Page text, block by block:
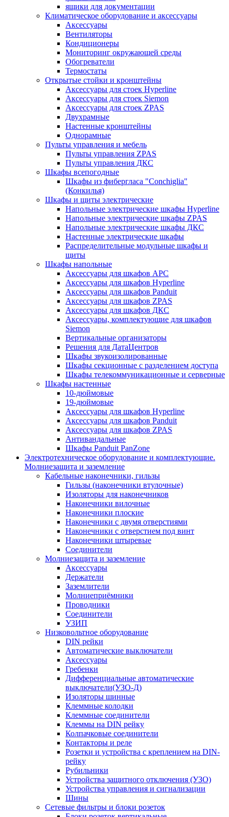
ящики для документации
Климатическое оборудование и аксессуары
Аксессуары
Вентиляторы
Кондиционеры
Мониторинг окружающей среды
Обогреватели
Термостаты
Открытые стойки и кронштейны
Аксессуары для стоек Hyperline
Аксессуары для стоек Siemon
Аксессуары для стоек ZPAS
Двухрамные
Настенные кронштейны
Однорамные
Пульты управления и мебель
Пульты управления ZPAS
Пульты управления ДКС
Шкафы всепогодные
Шкафы из фибергласа "Conchiglia"
(Конкилья)
Шкафы и щиты электрические
Напольные электрические шкафы Hyperline
Напольные электрические шкафы ZPAS
Напольные электрические шкафы ДКС
Настенные электрические шкафы
Распределительные модульные шкафы и
щиты
Шкафы напольные
Аксессуары для шкафов APC
Аксессуары для шкафов Hyperline
Аксессуары для шкафов Panduit
Аксессуары для шкафов ZPAS
Аксессуары для шкафов ДКС
Аксессуары, комплектующие для шкафов
Siemon
Вертикальные организаторы
Решения для ДатаЦентров
Шкафы звукоизолированные
Шкафы секционные с разделением доступа
Шкафы телекоммуникационные и серверные
Шкафы настенные
10-дюймовые
19-дюймовые
Аксессуары для шкафов Hyperline
Аксессуары для шкафов Panduit
Аксессуары для шкафов ZPAS
Антивандальные
Шкафы Panduit PanZone
Электротехническое оборудование и комплектующие.
Молниезащита и заземление
Кабельные наконечники, гильзы
Гильзы (наконечники втулочные)
Изоляторы для наконечников
Наконечники вилочные
Наконечники плоские
Наконечники с двумя отверстиями
Наконечники с отверстием под винт
Наконечники штыревые
Соединители
Молниезащита и заземление
Аксессуары
Держатели
Заземлители
Молниеприёмники
Проводники
Соединители
УЗИП
Низковольтное оборудование
DIN рейки
Автоматические выключатели
Аксессуары
Гребенки
Дифференциальные автоматические
выключатели(УЗО-Д)
Изоляторы шинные
Клеммные колодки
Клеммные соединители
Клеммы на DIN рейку
Колпачковые соединители
Контакторы и реле
Розетки и устройства с креплением на DIN-
рейку
Рубильники
Устройства защитного отключения (УЗО)
Устройства управления и сигнализации
Шины
Сетевые фильтры и блоки розеток